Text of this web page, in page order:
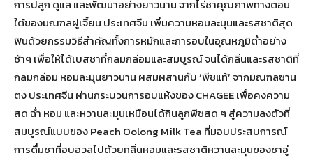
การปลูก ดูแล และพัฒนาอย่างยาวนาน จากไร่ชาคุณภาพทางตอน
ใต้ของมณฑลฝูเจี้ยน ประเทศจีน เพิ่มความหอมละมุนและรสชาติสุด
ฟินด้วยกรรมวิธีสำคัญทั้งการหมักและการอบในอุณหภูมิต่ำอย่าง
ช้าๆ เพื่อให้ได้เบสชาที่กลมกล่อมและสมบูรณ์ จนได้กลิ่นและรสชาติที่
กลมกล่อม หอมละมุนยาวนาน ผสมผสานกับ ‘พีชแท้’ จากมณฑลซาน
ตง ประเทศจีน ผ่านกระบวนการอบแห้งของ CHAGEE เพื่อคงความ
สด ฉ่ำ หอม และหวานละมุนเหมือนได้กินลูกพีชสด ๆ สู่ความลงตัวที่
สมบูรณ์แบบของ Peach Oolong Milk Tea ที่มอบประสบการณ์
การดื่มชาที่อบอวลไปด้วยกลิ่นหอมและรสชาติหวานละมุนของชาอู่